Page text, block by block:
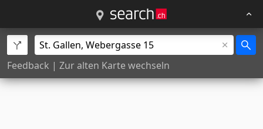
Feedback | Zur alten Karte wechseln